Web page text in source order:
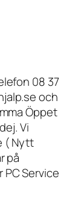
08 37
och
Öppet
Vi
( Nytt
på
PC Service